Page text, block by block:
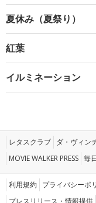
夏休み（夏祭り）
紅葉
イルミネーション
レタスクラブ ダ・ヴィン
MOVIE WALKER PRESS 毎
利用規約 プライバシーポ
プレスリリース・情報提供